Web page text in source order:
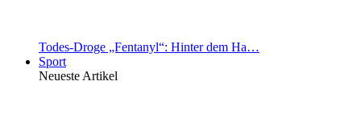
Todes-Droge „Fentanyl“: Hinter dem Ha…
Sport
Neueste Artikel